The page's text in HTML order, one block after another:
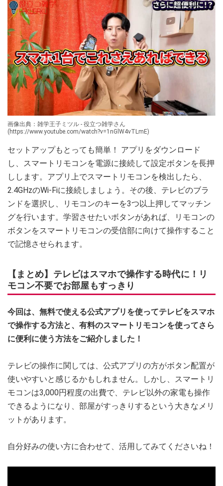
画像出典：雑学王子ミツル - 役立つ雑学さん
(https://www.youtube.com/watch?v=1nGlW4vTLmE)
セットアップもとっても簡単！ アプリをダウンロード
し、スマートリモコンを電源に接続して設定ボタンを長押
しします。アプリ上でスマートリモコンを検出したら、
2.4GHzのWi-Fiに接続しましょう。その後、テレビのブラ
ンドを選択し、リモコンのキーを3つ以上押してマッチン
グを行います。学習させたいボタンがあれば、リモコンの
ボタンをスマートリモコンの受信部に向けて操作すること
で記憶させられます。
【まとめ】テレビはスマホで操作する時代に！リ
モコン不要でお部屋もすっきり
今回は、無料で使える公式アプリを使ってテレビをスマホ
で操作する方法と、有料のスマートリモコンを使ってさら
に便利に使う方法をご紹介しました！
テレビの操作に関しては、公式アプリの方がボタン配置が
使いやすいと感じるかもしれません。しかし、スマートリ
モコンは3,000円程度の出費で、テレビ以外の家電も操作
できるようになり、部屋がすっきりするという大きなメリ
ットがあります。
自分好みの使い方に合わせて、活用してみてくださいね！